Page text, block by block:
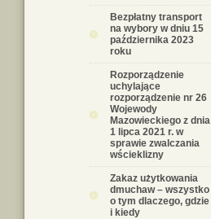
Bezpłatny transport
na wybory w dniu 15
października 2023
roku
Rozporządzenie
uchylające
rozporządzenie nr 26
Wojewody
Mazowieckiego z dnia
1 lipca 2021 r. w
sprawie zwalczania
wścieklizny
Zakaz użytkowania
dmuchaw – wszystko
o tym dlaczego, gdzie
i kiedy